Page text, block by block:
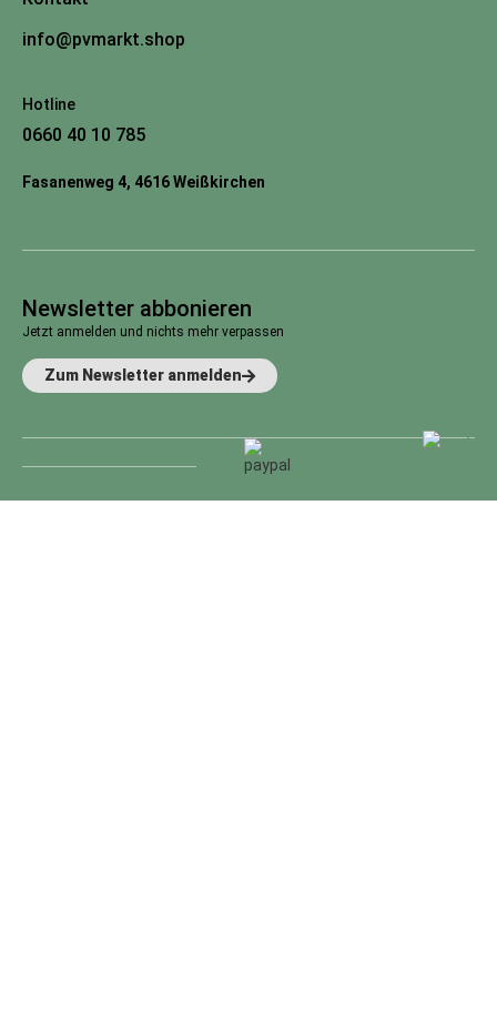
info@pvmarkt.shop
Hotline
0660 40 10 785
Fasanenweg 4, 4616 Weißkirchen
Newsletter abbonieren
Jetzt anmelden und nichts mehr verpassen
Zum Newsletter anmelden